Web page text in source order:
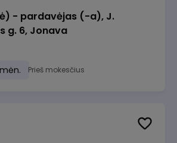
- pardavėjas (-a), J.
g. 6, Jonava
Prieš mokesčius